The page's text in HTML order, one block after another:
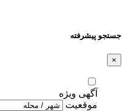
جستجو پیشرفته
×
آگهی ویژه
موقعیت